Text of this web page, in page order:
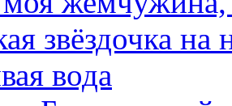
звёздочка на
вода